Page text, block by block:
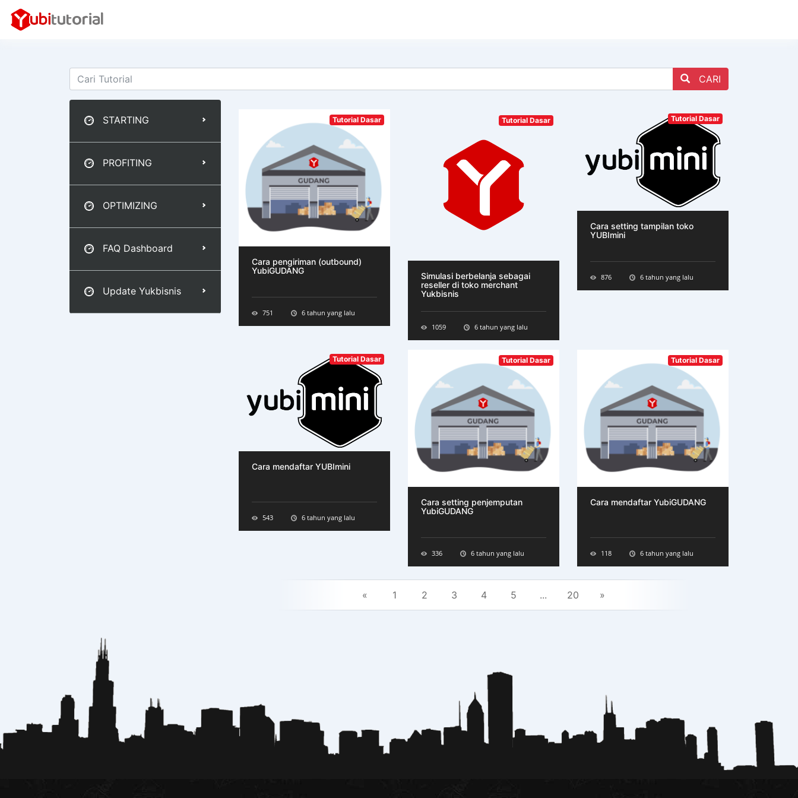
CARI
STARTING
PROFITING
OPTIMIZING
FAQ Dashboard
Update Yukbisnis
Tutorial Dasar
Cara pengiriman (outbound)
YubiGUDANG
751 6 tahun yang lalu
Tutorial Dasar
Simulasi berbelanja sebagai
reseller di toko merchant
Yukbisnis
1059 6 tahun yang lalu
Tutorial Dasar
Cara setting tampilan toko
YUBImini
876 6 tahun yang lalu
Tutorial Dasar
Cara mendaftar YUBImini
543 6 tahun yang lalu
Tutorial Dasar
Cara setting penjemputan
YubiGUDANG
336 6 tahun yang lalu
Tutorial Dasar
Cara mendaftar YubiGUDANG
118 6 tahun yang lalu
« 1 2 3 4 5 ... 20 »